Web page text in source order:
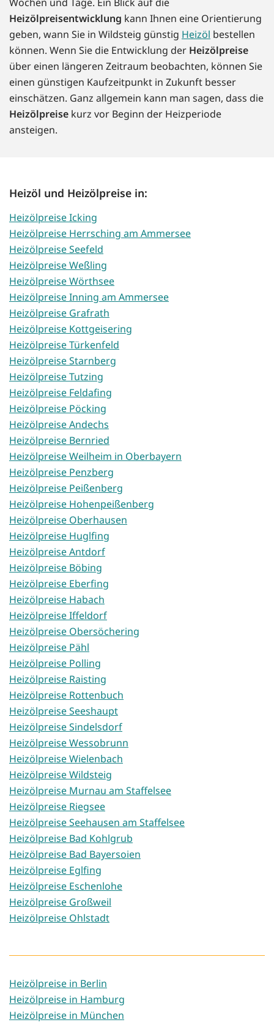
Heizölpreisentwicklung kann Ihnen eine Orientierung
geben, wann Sie in Wildsteig günstig Heizöl bestellen
können. Wenn Sie die Entwicklung der Heizölpreise
über einen längeren Zeitraum beobachten, können Sie
einen günstigen Kaufzeitpunkt in Zukunft besser
einschätzen. Ganz allgemein kann man sagen, dass die
Heizölpreise kurz vor Beginn der Heizperiode
ansteigen.
Heizöl und Heizölpreise in:
Heizölpreise Icking
Heizölpreise Herrsching am Ammersee
Heizölpreise Seefeld
Heizölpreise Weßling
Heizölpreise Wörthsee
Heizölpreise Inning am Ammersee
Heizölpreise Grafrath
Heizölpreise Kottgeisering
Heizölpreise Türkenfeld
Heizölpreise Starnberg
Heizölpreise Tutzing
Heizölpreise Feldafing
Heizölpreise Pöcking
Heizölpreise Andechs
Heizölpreise Bernried
Heizölpreise Weilheim in Oberbayern
Heizölpreise Penzberg
Heizölpreise Peißenberg
Heizölpreise Hohenpeißenberg
Heizölpreise Oberhausen
Heizölpreise Huglfing
Heizölpreise Antdorf
Heizölpreise Böbing
Heizölpreise Eberfing
Heizölpreise Habach
Heizölpreise Iffeldorf
Heizölpreise Obersöchering
Heizölpreise Pähl
Heizölpreise Polling
Heizölpreise Raisting
Heizölpreise Rottenbuch
Heizölpreise Seeshaupt
Heizölpreise Sindelsdorf
Heizölpreise Wessobrunn
Heizölpreise Wielenbach
Heizölpreise Wildsteig
Heizölpreise Murnau am Staffelsee
Heizölpreise Riegsee
Heizölpreise Seehausen am Staffelsee
Heizölpreise Bad Kohlgrub
Heizölpreise Bad Bayersoien
Heizölpreise Eglfing
Heizölpreise Eschenlohe
Heizölpreise Großweil
Heizölpreise Ohlstadt
Heizölpreise in Berlin
Heizölpreise in Hamburg
Heizölpreise in München